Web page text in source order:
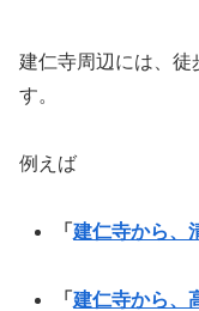
建仁寺周辺には、徒
す。
例えば
「建仁寺から、
「建仁寺から、